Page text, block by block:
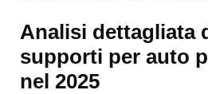
Analisi dettagliata
supporti per auto
nel 2025